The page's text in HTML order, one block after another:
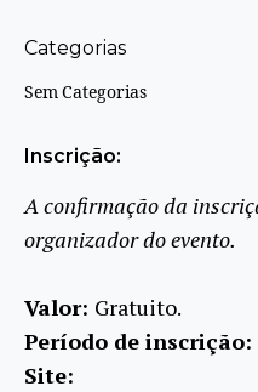
Categorias
Sem Categorias
Inscrição:
A confirmação da
organizador do evento.
Valor: Gratuito.
Período de inscrição:
Site: